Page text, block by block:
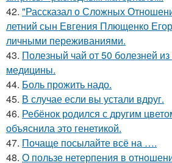
42. "Рассказал о Сложных
летний сын Евгения Плющенко
личными переживаниями.
43. Полезный чай от 50 болезней из
медицины.
44. Боль прожить надо.
45. В случае если вы устали вдруг.
46. Ребёнок родился с другим
объяснила это генетикой.
47. Почаще посылайте всё на ….
48. О пользе нетерпения в